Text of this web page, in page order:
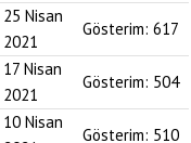
25 Nisan
2021
Gösterim: 617
17 Nisan
2021
Gösterim: 504
10 Nisan
Gösterim: 510